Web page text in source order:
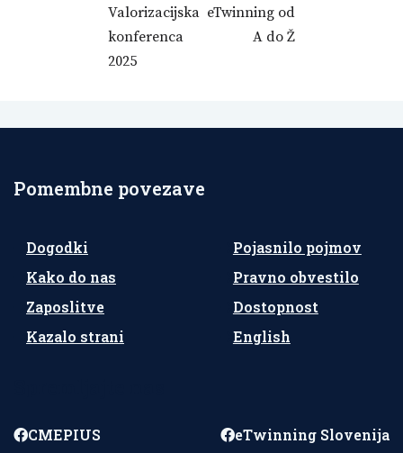
Valorizacijska
konferenca
2025
eTwinning od
A do Ž
Pomembne povezave
Dogodki
Kako do nas
Zaposlitve
Kazalo strani
Pojasnilo pojmov
Pravno obvestilo
Dostopnost
English
CMEPIUS
eTwinning Slovenija